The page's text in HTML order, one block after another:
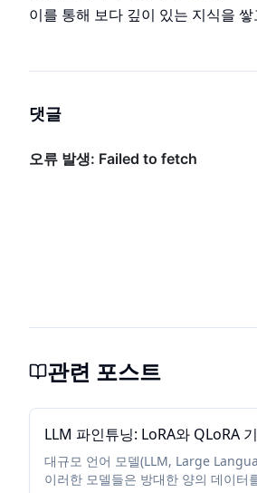
이를 통해 보다 깊이 있는 지식을
댓글
관련 포스트
LLM 파인튜닝: LoRA와 QLoRA
대규모 언어 모델(LLM, Large
이러한 모델들은 방대한 양의 데이